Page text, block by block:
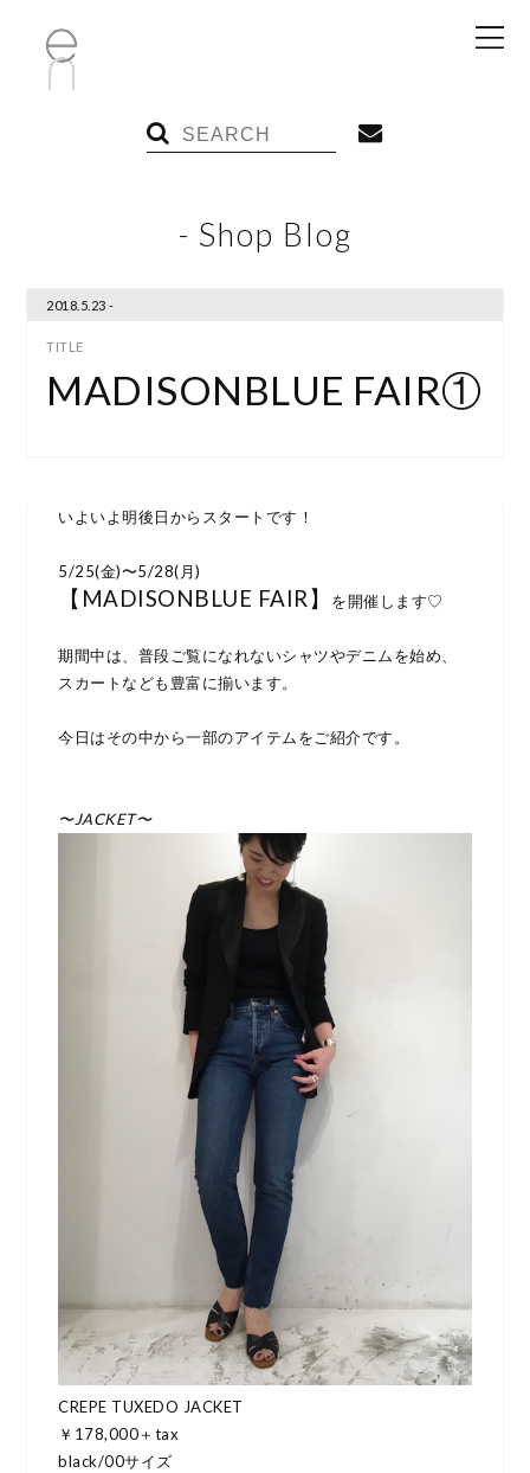
- Shop Blog
2018.5.23 -
MADISONBLUE FAIR①
いよいよ明後日からスタートです！
5/25(金)〜5/28(月)
【MADISONBLUE FAIR】 を開催します♡
期間中は、普段ご覧になれないシャツやデニムを始め、
スカートなども豊富に揃います。
今日はその中から一部のアイテムをご紹介です。
〜JACKET〜
CREPE TUXEDO JACKET
￥178,000＋tax
black/00サイズ